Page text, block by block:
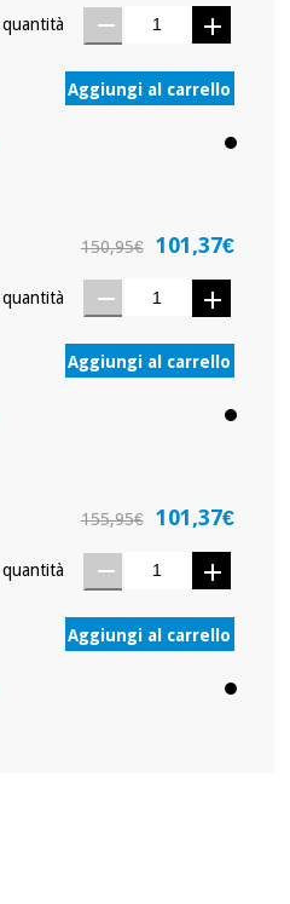
quantità
Aggiungi al carrello
150,95€ 101,37€
quantità
Aggiungi al carrello
155,95€ 101,37€
quantità
Aggiungi al carrello